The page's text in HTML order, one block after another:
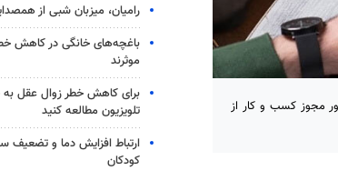
زنجان گفت: ۱۲۸ هزار و ۳۱۴ درخواست صدور مجوز کسب و کار از
رامیان، میزبان شبی از
باغچه‌های خانگی در کاهش
موثرند
برای کاهش خطر زوال عقل به
تلویزیون مطالعه کنید
ارتباط افزایش دما و تضعیف
کودکان